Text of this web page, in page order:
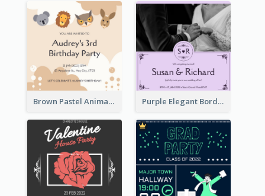
Brown Pastel Animals Cartoon Baby Birthday Invitation Purple Elegant Border With Photo Wedding Invitation